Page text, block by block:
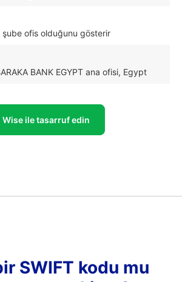
ofis olduğunu gösterir
BANK EGYPT ana ofisi, Egypt
Wise ile tasarruf edin
SWIFT kodu mu